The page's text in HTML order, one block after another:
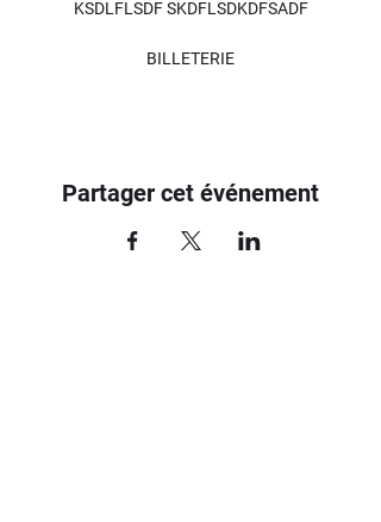
KSDLFLSDF SKDFLSDKDFSADF
BILLETERIE
Partager cet événement